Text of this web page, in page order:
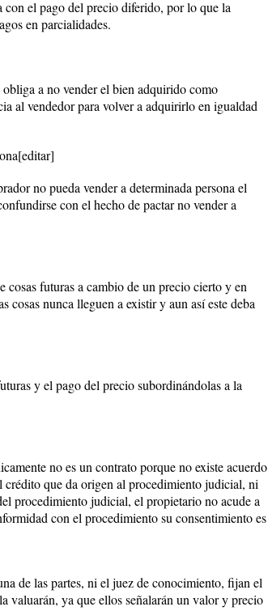
con el pago del precio diferido, por lo que la
en parcialidades.
a no vender el bien adquirido como
al vendedor para volver a adquirirlo en igualdad
no pueda vender a determinada persona el
con el hecho de pactar no vender a
cosas futuras a cambio de un precio cierto y en
cosas nunca lleguen a existir y aun así este deba
y el pago del precio subordinándolas a la
no es un contrato porque no existe acuerdo
que da origen al procedimiento judicial, ni
procedimiento judicial, el propietario no acude a
con el procedimiento su consentimiento es
de las partes, ni el juez de conocimiento, fijan el
valuarán, ya que ellos señalarán un valor y precio